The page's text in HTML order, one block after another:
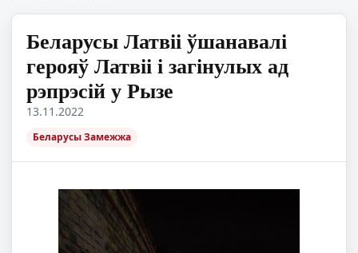
Беларусы Латвіі ўшанавалі
герояў Латвіі і загінулых ад
рэпрэсій у Рызе
13.11.2022
Беларусы Замежжа